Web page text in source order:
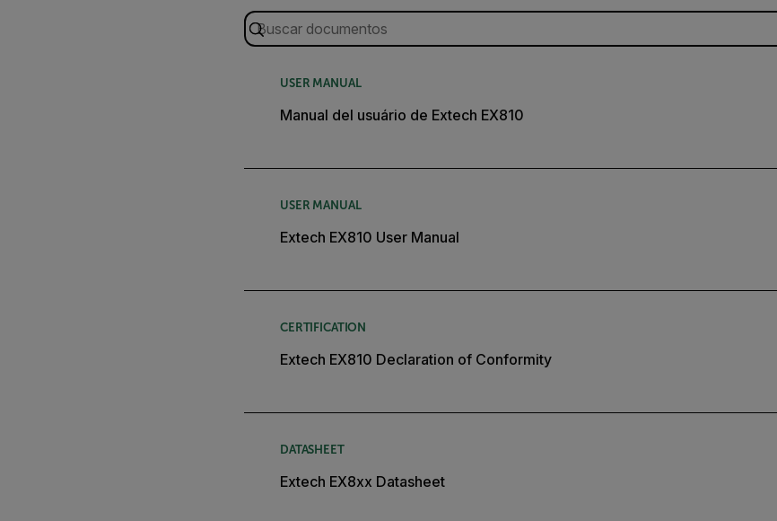
USER MANUAL
Manual del usuário de Extech EX810
USER MANUAL
Extech EX810 User Manual
CERTIFICATION
Extech EX810 Declaration of Conformity
DATASHEET
Extech EX8xx Datasheet